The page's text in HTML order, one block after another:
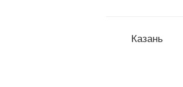
Казань